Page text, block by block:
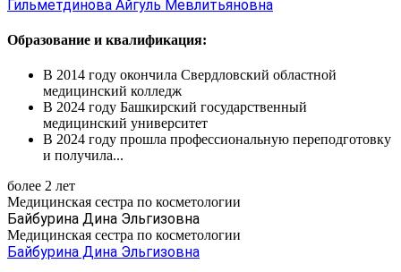
Гильметдинова Айгуль Мевлитьяновна
Образование и квалификация:
В 2014 году окончила Свердловский областной
медицинский колледж
В 2024 году Башкирский государственный
медицинский университет
В 2024 году прошла профессиональную переподготовку
и получила...
более 2 лет
Медицинская сестра по косметологии
Байбурина Дина Эльгизовна
Медицинская сестра по косметологии
Байбурина Дина Эльгизовна